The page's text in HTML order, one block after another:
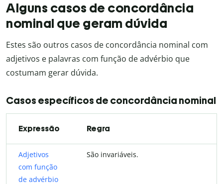
Alguns casos de concordância
nominal que geram dúvida
Estes são outros casos de concordância nominal com
adjetivos e palavras com função de advérbio que
costumam gerar dúvida.
Casos específicos de concordância nominal
Expressão Regra
Adjetivos
com função
de advérbio
São invariáveis.